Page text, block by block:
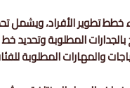
خطط تطوير الأفراد، ويشمل
بالجدارات المطلوبة وتحديد
والمهارات المطلوبة